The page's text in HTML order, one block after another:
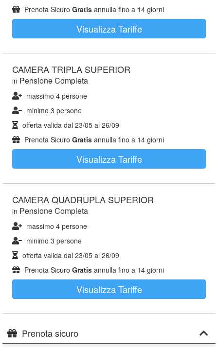
Prenota Sicuro Gratis annulla fino a 14 giorni
Visualizza Tariffe
CAMERA TRIPLA SUPERIOR
in Pensione Completa
massimo 4 persone
minimo 3 persone
offerta valida dal 23/05 al 26/09
Prenota Sicuro Gratis annulla fino a 14 giorni
Visualizza Tariffe
CAMERA QUADRUPLA SUPERIOR
in Pensione Completa
massimo 4 persone
minimo 3 persone
offerta valida dal 23/05 al 26/09
Prenota Sicuro Gratis annulla fino a 14 giorni
Visualizza Tariffe
Prenota sicuro